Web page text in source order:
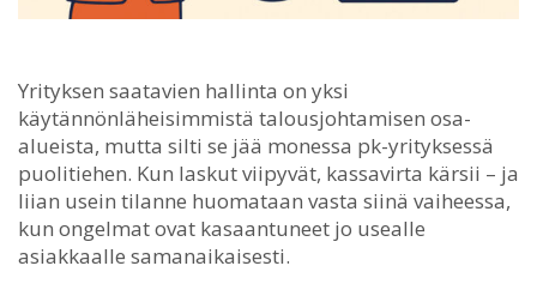
Yrityksen saatavien hallinta on yksi
käytännönläheisimmistä talousjohtamisen osa-
alueista, mutta silti se jää monessa pk-yrityksessä
puolitiehen. Kun laskut viipyvät, kassavirta kärsii – ja
liian usein tilanne huomataan vasta siinä vaiheessa,
kun ongelmat ovat kasaantuneet jo usealle
asiakkaalle samanaikaisesti.